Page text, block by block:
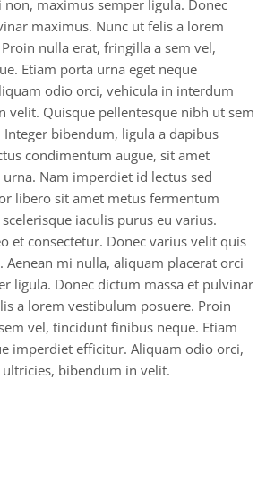
maximus semper ligula. Donec
maximus. Nunc ut felis a lorem
nulla erat, fringilla a sem vel,
Etiam porta urna eget neque
odio orci, vehicula in interdum
velit. Quisque pellentesque nibh ut sem
bibendum, ligula a dapibus
condimentum augue, sit amet
Nam imperdiet id lectus sed
libero sit amet metus fermentum
iaculis purus eu varius.
et consectetur. Donec varius velit quis
Aenean mi nulla, aliquam placerat orci
ligula. Donec dictum massa et pulvinar
a lorem vestibulum posuere. Proin
vel, tincidunt finibus neque. Etiam
imperdiet efficitur. Aliquam odio orci,
bibendum in velit.